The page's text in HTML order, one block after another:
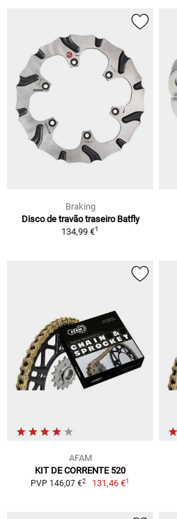
Braking
Disco de travão traseiro Batfly
134,99 €1
AFAM
KIT DE CORRENTE 520
PVP 146,07 €2 131,46 €1